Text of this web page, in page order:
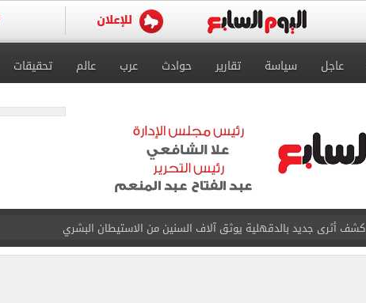
عاجل سياسة تقارير حوادث عرب عالم تحقيقات
كشف أثرى جديد بالدقهلية يوثق آلاف السنين من الاستيطان البشري
تحويلات مرورية لاستكمال تنفيذ أعمال بمحور محمد حسين هيكل بالقاهرة
الأهلي يختتم مرانه الصباحي فى إسبانيا.. اعرف موعد التدريب المسائي